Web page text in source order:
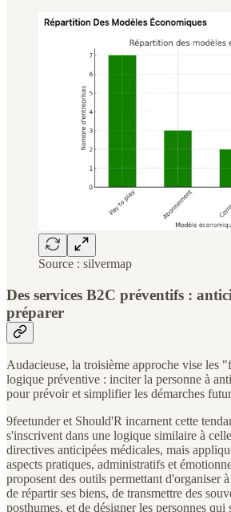
Source : silvermap
Des services B2C préventifs :
préparer
Audacieuse, la troisième approche vise les
logique préventive : inciter la personne à
pour prévoir et simplifier les démarches
9feetunder et Should'R incarnent cette
s'inscrivent dans une logique similaire à
directives anticipées médicales, mais
aspects pratiques, administratifs et
proposent des outils permettant d'organiser
de répartir ses biens, de transmettre des
posthumes, et de désigner les personnes qui